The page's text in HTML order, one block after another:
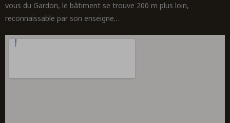
vous du Gardon, le bâtiment se trouve 200 m plus loin,
reconnaissable par son enseigne…